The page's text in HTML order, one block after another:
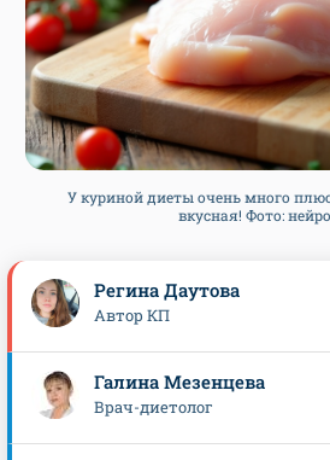
У куриной диеты очень много
вкусная! Фото:
Регина Даутова
Автор КП
Галина Мезенцева
Врач-диетолог